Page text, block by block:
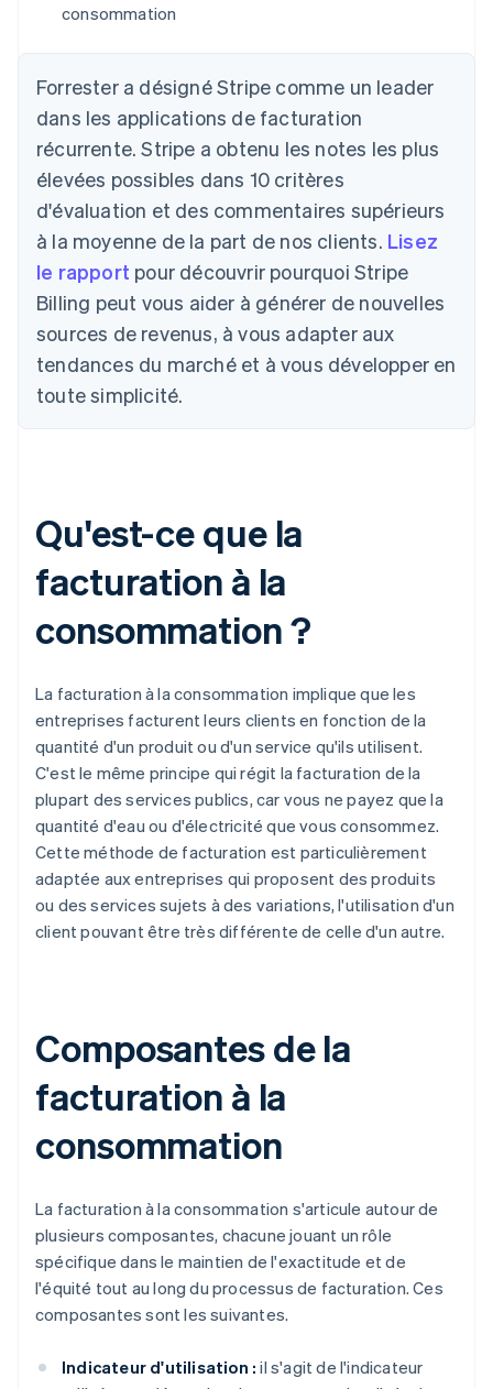
consommation
Forrester a désigné Stripe comme un leader
dans les applications de facturation
récurrente. Stripe a obtenu les notes les plus
élevées possibles dans 10 critères
d'évaluation et des commentaires supérieurs
à la moyenne de la part de nos clients. Lisez
le rapport pour découvrir pourquoi Stripe
Billing peut vous aider à générer de nouvelles
sources de revenus, à vous adapter aux
tendances du marché et à vous développer en
toute simplicité.
Qu'est-ce que la
facturation à la
consommation ?
La facturation à la consommation implique que les
entreprises facturent leurs clients en fonction de la
quantité d'un produit ou d'un service qu'ils utilisent.
C'est le même principe qui régit la facturation de la
plupart des services publics, car vous ne payez que la
quantité d'eau ou d'électricité que vous consommez.
Cette méthode de facturation est particulièrement
adaptée aux entreprises qui proposent des produits
ou des services sujets à des variations, l'utilisation d'un
client pouvant être très différente de celle d'un autre.
Composantes de la
facturation à la
consommation
La facturation à la consommation s'articule autour de
plusieurs composantes, chacune jouant un rôle
spécifique dans le maintien de l'exactitude et de
l'équité tout au long du processus de facturation. Ces
composantes sont les suivantes.
Indicateur d'utilisation : il s'agit de l'indicateur